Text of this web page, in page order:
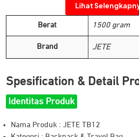
tas ini membantu membawa lebih
tetap rapi, aman, dan nyaman dibawa
Lihat
Berat 1500 gram
Brand JETE
Spesification & Detail
Identitas Produk
Nama Produk : JETE TB12